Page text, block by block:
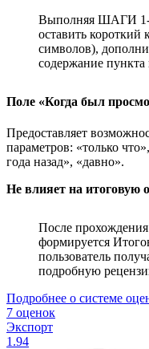
Выполняя ШАГИ 1-
оставить короткий
символов),
содержание пункта
Поле «Когда был
Предоставляет
параметров: «только
года назад», «давно».
Не влияет на итоговую
После
формируется
пользователь
подробную
Подробнее о системе
7 оценок
Экспорт
1.94